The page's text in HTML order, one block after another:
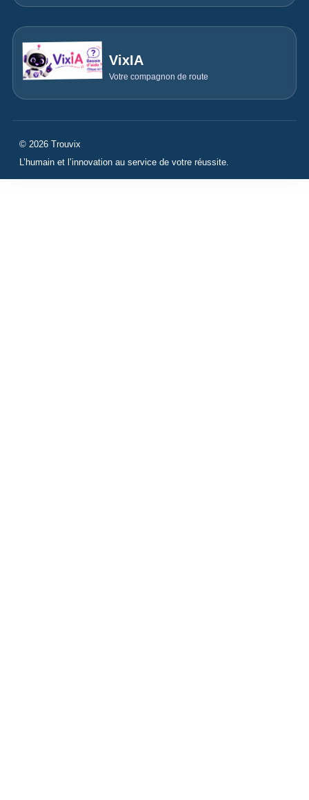
VixIA
Votre compagnon de route
© 2026 Trouvix
L’humain et l’innovation au service de votre réussite.